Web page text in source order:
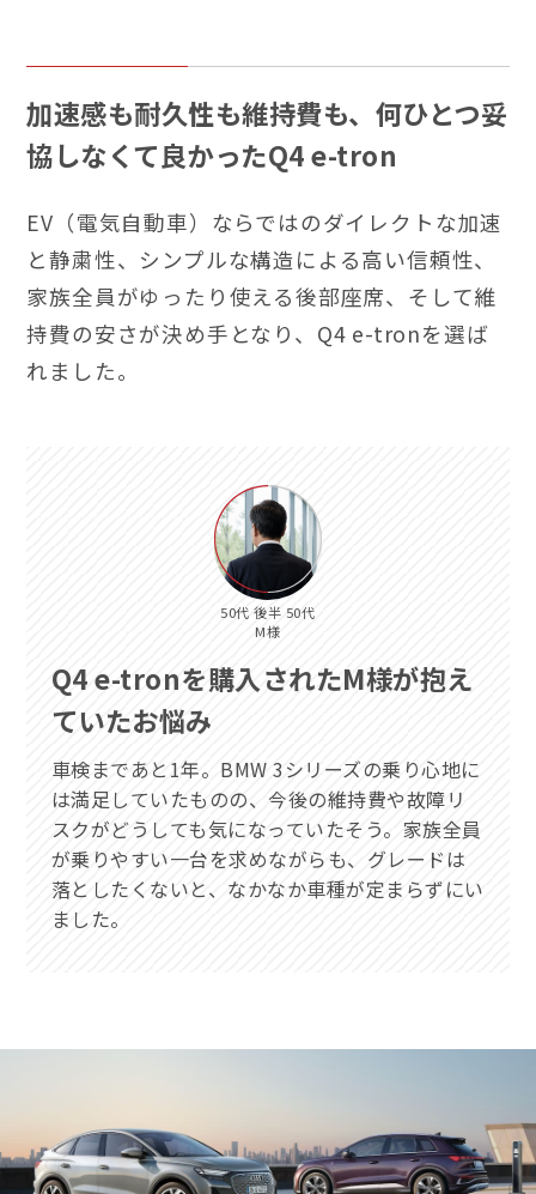
加速感も耐久性も維持費も、何ひとつ妥
協しなくて良かったQ4 e-tron
EV（電気自動車）ならではのダイレクトな加速
と静粛性、シンプルな構造による高い信頼性、
家族全員がゆったり使える後部座席、そして維
持費の安さが決め手となり、Q4 e-tronを選ば
れました。
50代 後半 50代
M様
Q4 e-tronを購入されたM様が抱え
ていたお悩み
車検まであと1年。BMW 3シリーズの乗り心地に
は満足していたものの、今後の維持費や故障リ
スクがどうしても気になっていたそう。家族全員
が乗りやすい一台を求めながらも、グレードは
落としたくないと、なかなか車種が定まらずにい
ました。